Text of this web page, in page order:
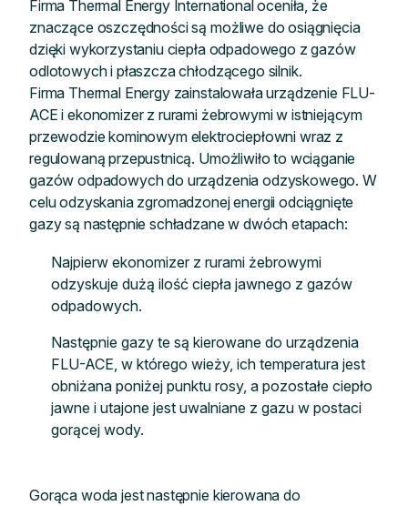
Firma Thermal Energy International oceniła, że
znaczące oszczędności są możliwe do osiągnięcia
dzięki wykorzystaniu ciepła odpadowego z gazów
odlotowych i płaszcza chłodzącego silnik.
Firma Thermal Energy zainstalowała urządzenie FLU-
ACE i ekonomizer z rurami żebrowymi w istniejącym
przewodzie kominowym elektrociepłowni wraz z
regulowaną przepustnicą. Umożliwiło to wciąganie
gazów odpadowych do urządzenia odzyskowego. W
celu odzyskania zgromadzonej energii odciągnięte
gazy są następnie schładzane w dwóch etapach:
Najpierw ekonomizer z rurami żebrowymi
odzyskuje dużą ilość ciepła jawnego z gazów
odpadowych.
Następnie gazy te są kierowane do urządzenia
FLU-ACE, w którego wieży, ich temperatura jest
obniżana poniżej punktu rosy, a pozostałe ciepło
jawne i utajone jest uwalniane z gazu w postaci
gorącej wody.
Gorąca woda jest następnie kierowana do